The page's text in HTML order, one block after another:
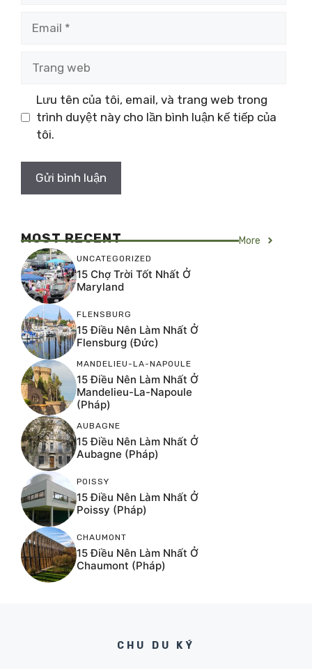
Lưu tên của tôi, email, và trang web trong
trình duyệt này cho lần bình luận kế tiếp của
tôi.
MOST RECENT More
UNCATEGORIZED
15 Chợ Trời Tốt Nhất Ở
Maryland
FLENSBURG
15 Điều Nên Làm Nhất Ở
Flensburg (Đức)
MANDELIEU-LA-NAPOULE
15 Điều Nên Làm Nhất Ở
Mandelieu-La-Napoule
(Pháp)
AUBAGNE
15 Điều Nên Làm Nhất Ở
Aubagne (Pháp)
POISSY
15 Điều Nên Làm Nhất Ở
Poissy (Pháp)
CHAUMONT
15 Điều Nên Làm Nhất Ở
Chaumont (Pháp)
CHU DU KÝ